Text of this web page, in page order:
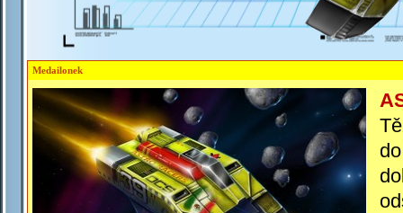
Medailonek